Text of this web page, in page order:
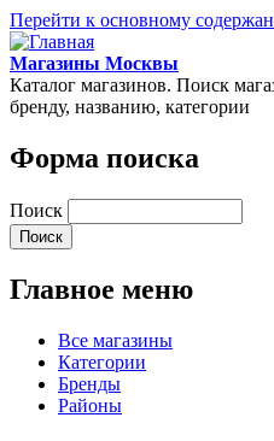
Перейти к основному
Магазины Москвы
Каталог магазинов. Поиск
бренду, названию, категории
Форма поиска
Поиск
Главное меню
Все магазины
Категории
Бренды
Районы